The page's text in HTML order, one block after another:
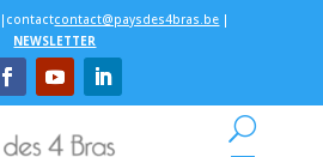
|contactcontact@paysdes4bras.be |
NEWSLETTER